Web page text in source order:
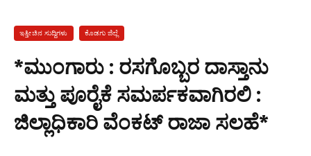
ಇತ್ತೀಚಿನ ಸುದ್ದಿಗಳು ಕೊಡಗು ಜಿಲ್ಲೆ
*ಮುಂಗಾರು : ರಸಗೊಬ್ಬರ ದಾಸ್ತಾನು
ಮತ್ತು ಪೂರೈಕೆ ಸಮರ್ಪಕವಾಗಿರಲಿ :
ಜಿಲ್ಲಾಧಿಕಾರಿ ವೆಂಕಟ್ ರಾಜಾ ಸಲಹೆ*